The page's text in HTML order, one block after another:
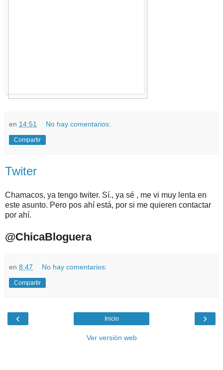
en 14:51 No hay comentarios:
Compartir
Twiter
Chamacos, ya tengo twiter. Sí., ya sé , me vi muy lenta en
este asunto. Pero pos ahí está, por si me quieren contactar
por ahí.
@ChicaBloguera
en 8:47 No hay comentarios:
Compartir
‹ ›
Inicio
Ver versión web